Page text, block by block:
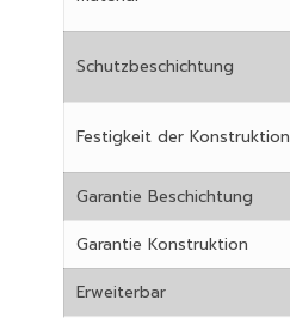
Schutzbeschichtung
Festigkeit der Konstruktion
Garantie Beschichtung
Garantie Konstruktion
Erweiterbar